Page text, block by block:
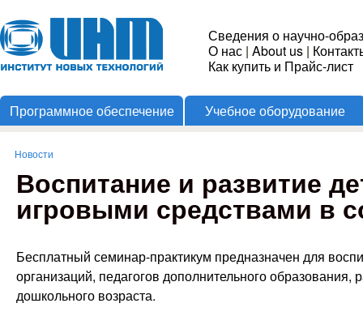
Институт
Новых
Технологий
Сведения о научно-
О нас | About us |
Как купить и Прайс-лист
Программное обеспечение Учебное оборудование
Вы здесь
Новости
Воспитание и развитие
игровыми средствами в
Бесплатный семинар-практикум предназначен для
организаций, педагогов дополнительного
дошкольного возраста.